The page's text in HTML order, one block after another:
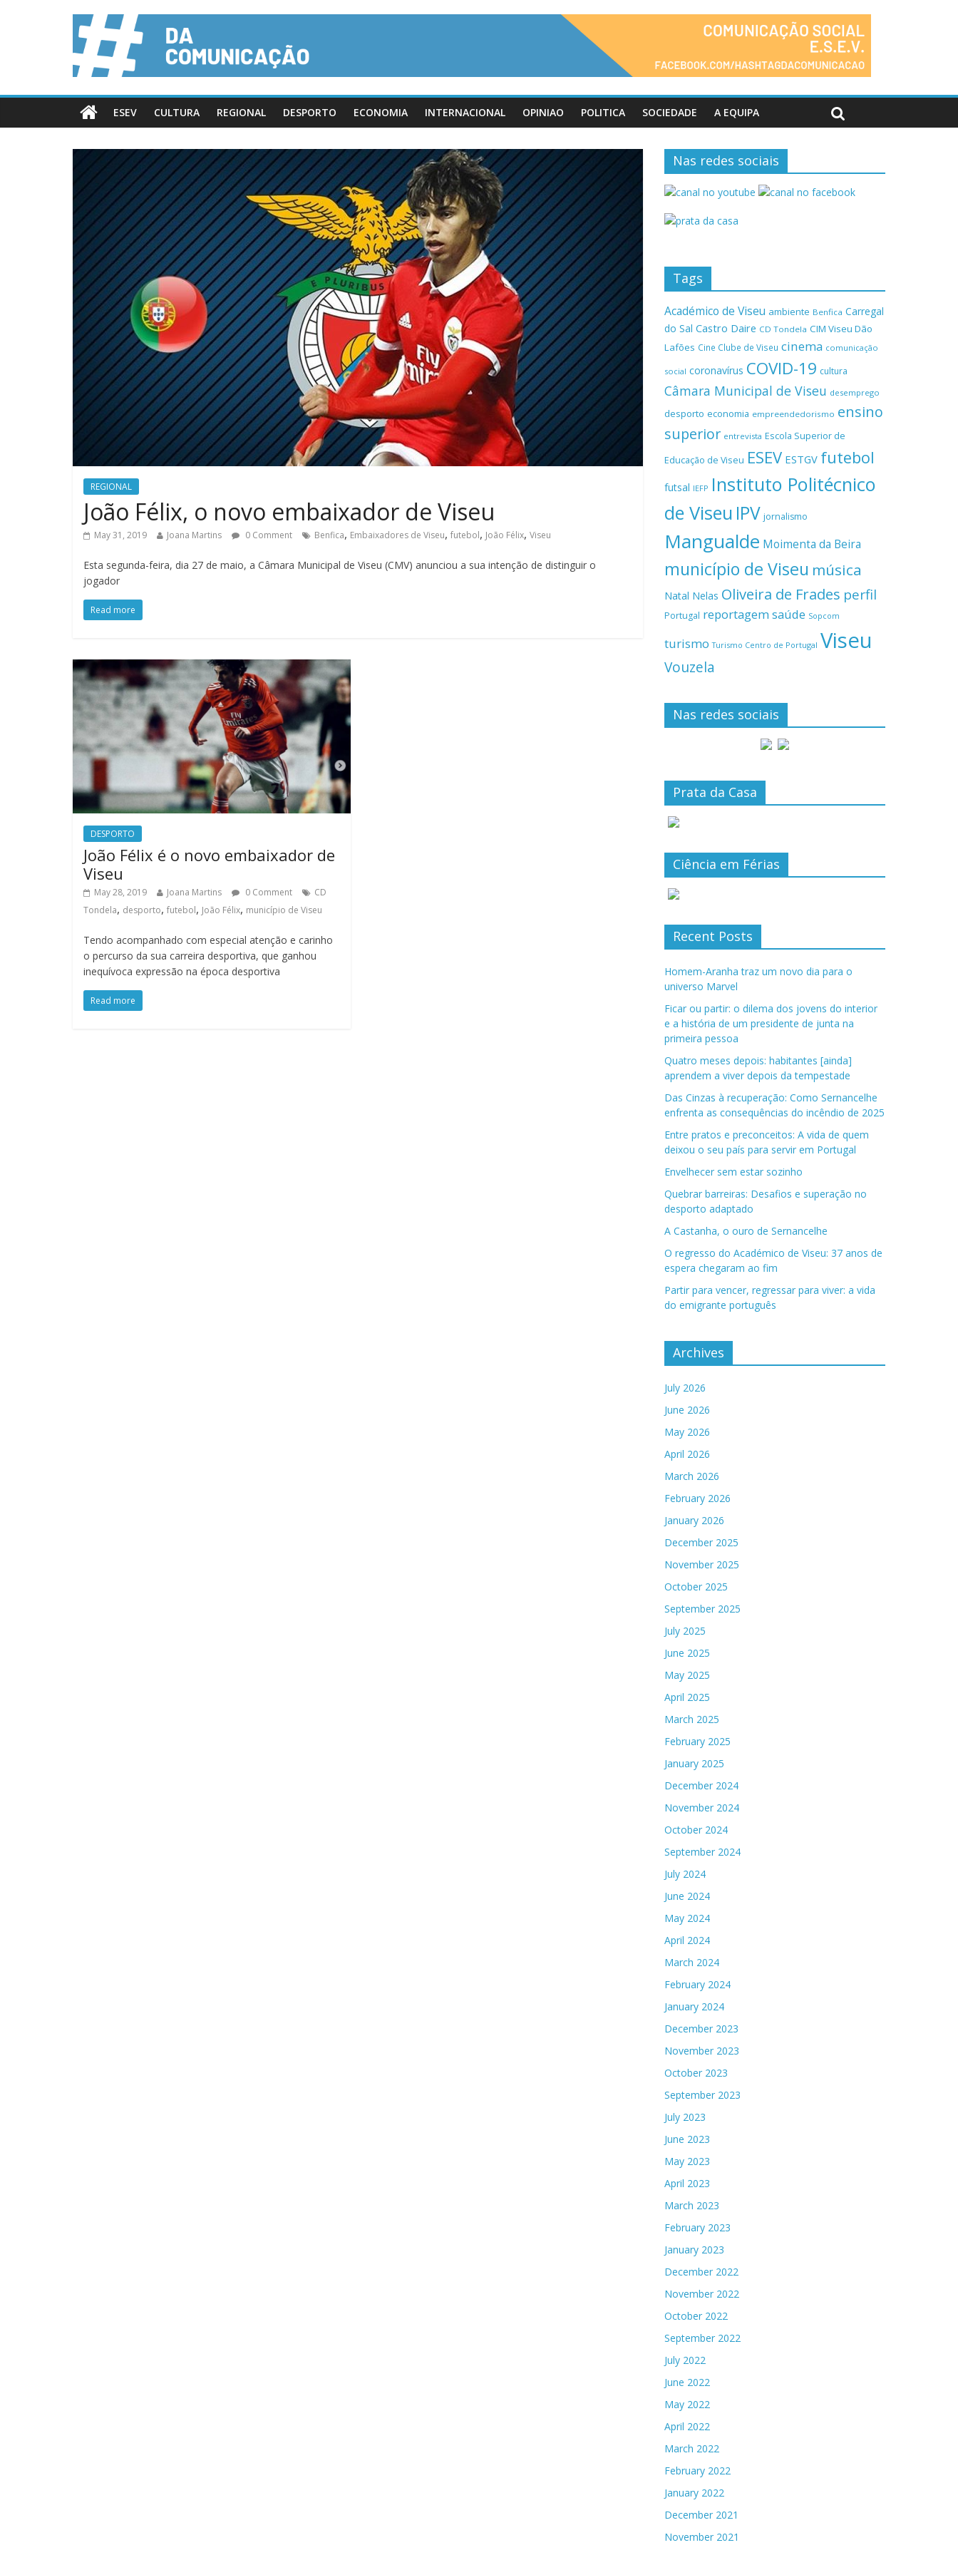
ESEV CULTURA REGIONAL DESPORTO ECONOMIA INTERNACIONAL OPINIAO POLITICA SOCIEDADE A EQUIPA
REGIONAL
João Félix, o novo embaixador de Viseu
May 31, 2019 Joana Martins 0 Comment Benfica, Embaixadores de Viseu, futebol, João Félix, Viseu
Esta segunda-feira, dia 27 de maio, a Câmara Municipal de Viseu (CMV) anunciou a sua intenção de distinguir o
jogador
Read more
DESPORTO
João Félix é o novo embaixador de
Viseu
May 28, 2019 Joana Martins 0 Comment
CD
Tondela, desporto, futebol, João Félix, município de Viseu
Tendo acompanhado com especial atenção e carinho
o percurso da sua carreira desportiva, que ganhou
inequívoca expressão na época desportiva
Read more
Nas redes sociais
Tags
Académico de Viseu ambiente Benfica Carregal
do Sal Castro Daire CD Tondela CIM Viseu Dão
Lafões Cine Clube de Viseu cinema comunicação
social coronavírus COVID-19 cultura
Câmara Municipal de Viseu desemprego
desporto economia empreendedorismo ensino
superior entrevista Escola Superior de
Educação de Viseu ESEV ESTGV futebol
futsal IEFP Instituto Politécnico
de Viseu IPV jornalismo
Mangualde Moimenta da Beira
município de Viseu música
Natal Nelas Oliveira de Frades perfil
Portugal reportagemsaúde Sopcom
turismo Turismo Centro de Portugal Viseu
Vouzela
Nas redes sociais
Prata da Casa
Ciência em Férias
Recent Posts
Homem-Aranha traz um novo dia para o
universo Marvel
Ficar ou partir: o dilema dos jovens do interior
e a história de um presidente de junta na
primeira pessoa
Quatro meses depois: habitantes [ainda]
aprendem a viver depois da tempestade
Das Cinzas à recuperação: Como Sernancelhe
enfrenta as consequências do incêndio de 2025
Entre pratos e preconceitos: A vida de quem
deixou o seu país para servir em Portugal
Envelhecer sem estar sozinho
Quebrar barreiras: Desafios e superação no
desporto adaptado
A Castanha, o ouro de Sernancelhe
O regresso do Académico de Viseu: 37 anos de
espera chegaram ao fim
Partir para vencer, regressar para viver: a vida
do emigrante português
Archives
July 2026
June 2026
May 2026
April 2026
March 2026
February 2026
January 2026
December 2025
November 2025
October 2025
September 2025
July 2025
June 2025
May 2025
April 2025
March 2025
February 2025
January 2025
December 2024
November 2024
October 2024
September 2024
July 2024
June 2024
May 2024
April 2024
March 2024
February 2024
January 2024
December 2023
November 2023
October 2023
September 2023
July 2023
June 2023
May 2023
April 2023
March 2023
February 2023
January 2023
December 2022
November 2022
October 2022
September 2022
July 2022
June 2022
May 2022
April 2022
March 2022
February 2022
January 2022
December 2021
November 2021